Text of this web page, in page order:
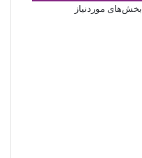
بخش‌های موردنیاز